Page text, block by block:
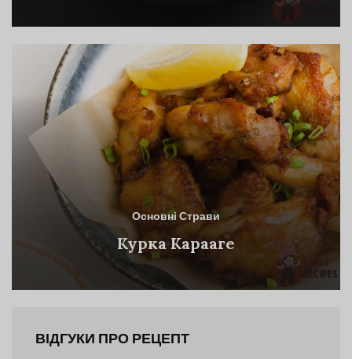
Основні Страви
Курка Карааге
ВІДГУКИ ПРО РЕЦЕПТ